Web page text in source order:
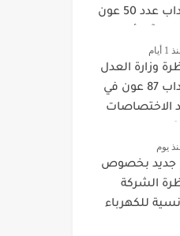
لإنتداب عدد 50 عون
أيام
وزارة العدل
لانتداب 87 عون في
الاختصاصات
يوم
جديد بخصوص
الشركة
للكهرباء